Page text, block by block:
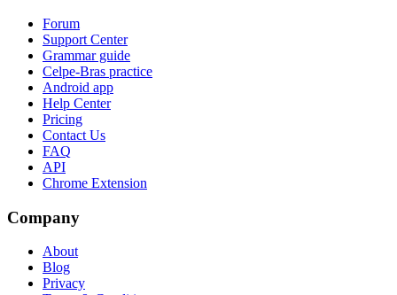
Forum
Support Center
Grammar guide
Celpe-Bras practice
Android app
Help Center
Pricing
Contact Us
FAQ
API
Chrome Extension
Company
About
Blog
Privacy